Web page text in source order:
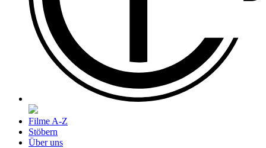
Filme A-Z
Stöbern
Über uns